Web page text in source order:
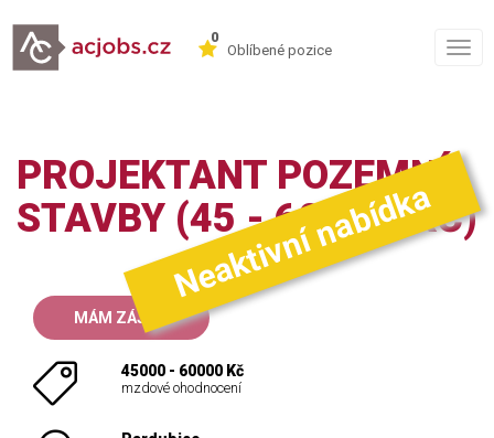
0
Oblíbené pozice
PROJEKTANT POZEMNÍ
STAVBY (45 - 60.000 KČ)
Neaktivní nabídka
MÁM ZÁJEM
45000 - 60000 Kč
mzdové ohodnocení